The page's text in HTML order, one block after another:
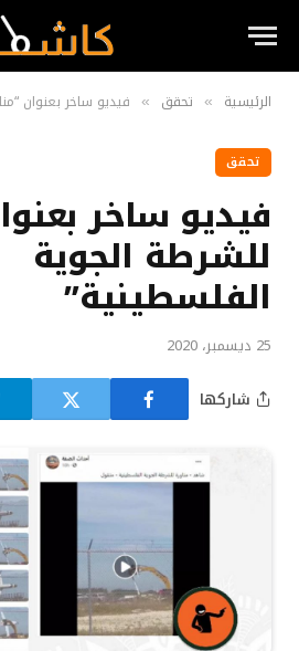
الرئيسية » تحقق » فيديو ساخر بعنوان
تحقق
فيديو ساخر
للشرطة الجوية
الفلسطينية”
25 ديسمبر، 2020
شاركها